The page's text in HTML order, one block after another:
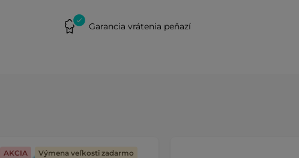
Garancia vrátenia peňazí
AKCIA Výmena veľkosti zadarmo